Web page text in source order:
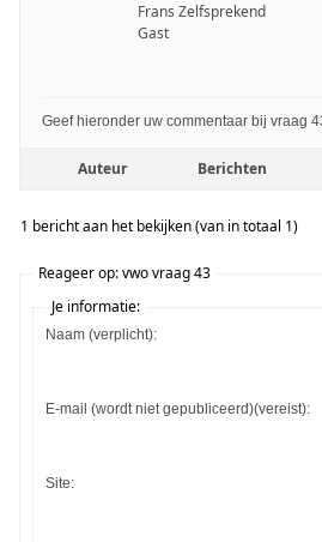
Frans Zelfsprekend
Gast
Geef hieronder uw commentaar bij vraag
Auteur Berichten
1 bericht aan het bekijken (van in totaal 1)
Reageer op: vwo vraag 43
Je informatie:
Naam (verplicht):
E-mail (wordt niet gepubliceerd)(vereist):
Site: